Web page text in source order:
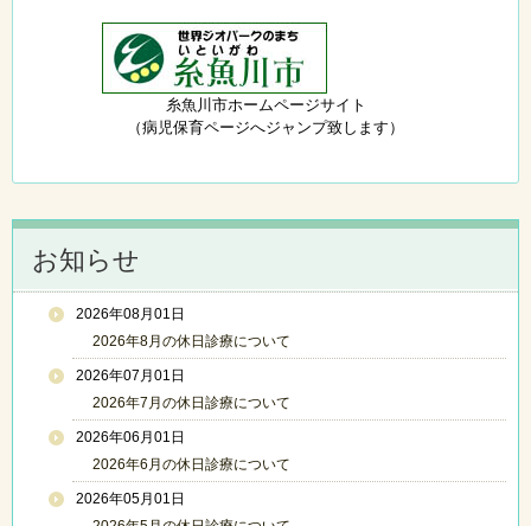
糸魚川市ホームページサイト
（病児保育ページへジャンプ致します）
お知らせ
2026年08月01日
2026年8月の休日診療について
2026年07月01日
2026年7月の休日診療について
2026年06月01日
2026年6月の休日診療について
2026年05月01日